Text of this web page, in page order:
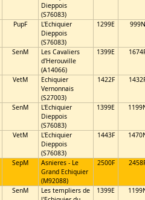
Dieppois
(S76083)
PupF
L'Echiquier
Dieppois
(S76083)
1299E 999N
SenM
Les Cavaliers
d'Herouville
(A14066)
1399E
VetM
Echiquier
Vernonnais
(S27003)
1422F
SenM
L'Echiquier
Dieppois
(S76083)
1399E
VetM
L'Echiquier
Dieppois
(S76083)
1443F
SepM
Asnieres - Le
Grand Echiquier
(M92088)
2500F
SenM
Les templiers de
1399E